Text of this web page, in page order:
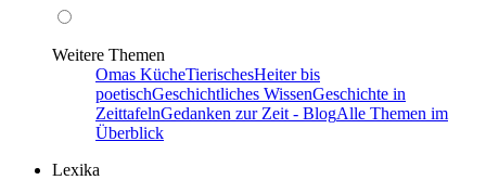
Weitere Themen
Omas KücheTierischesHeiter bis
poetischGeschichtliches WissenGeschichte in
ZeittafelnGedanken zur Zeit - BlogAlle Themen im
Überblick
Lexika